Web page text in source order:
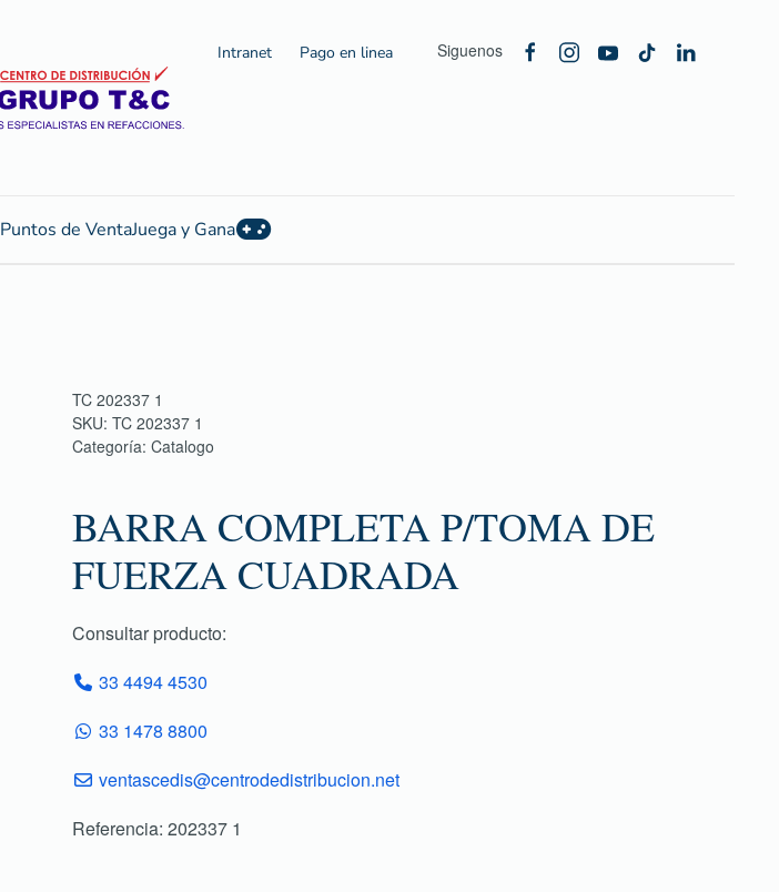
Intranet Pago en linea Siguenos
Puntos de VentaJuega y Gana
TC 202337 1
SKU: TC 202337 1
Categoría: Catalogo
BARRA COMPLETA P/TOMA DE
FUERZA CUADRADA
Consultar producto:
33 4494 4530
33 1478 8800
ventascedis@centrodedistribucion.net
Referencia: 202337 1